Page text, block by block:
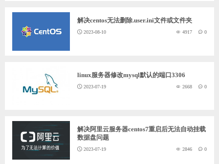
解决centos无法删除.user.ini文件或文件夹
2023-08-10 4917 0
linux服务器修改mysql默认的端口3306
2023-07-19 2668 0
解决阿里云服务器centos7重启后无法自动挂载
数据盘问题
2023-07-19 2846 0